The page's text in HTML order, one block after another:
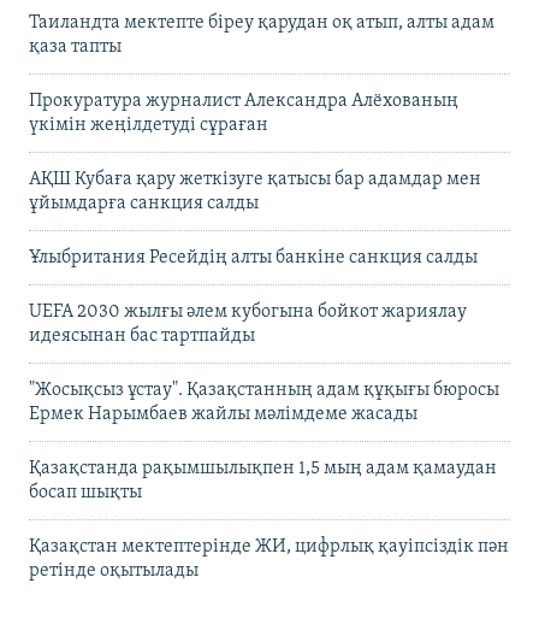
Таиландта мектепте біреу қарудан оқ атып, алты адам
қаза тапты
Прокуратура журналист Александра Алёхованың
үкімін жеңілдетуді сұраған
АҚШ Кубаға қару жеткізуге қатысы бар адамдар мен
ұйымдарға санкция салды
Ұлыбритания Ресейдің алты банкіне санкция салды
UEFA 2030 жылғы әлем кубогына бойкот жариялау
идеясынан бас тартпайды
"Жосықсыз ұстау". Қазақстанның адам құқығы бюросы
Ермек Нарымбаев жайлы мәлімдеме жасады
Қазақстанда рақымшылықпен 1,5 мың адам қамаудан
босап шықты
Қазақстан мектептерінде ЖИ, цифрлық қауіпсіздік пән
ретінде оқытылады